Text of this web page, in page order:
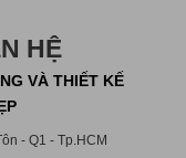
HỆ
VÀ THIẾT KẾ
- Q1 - Tp.HCM